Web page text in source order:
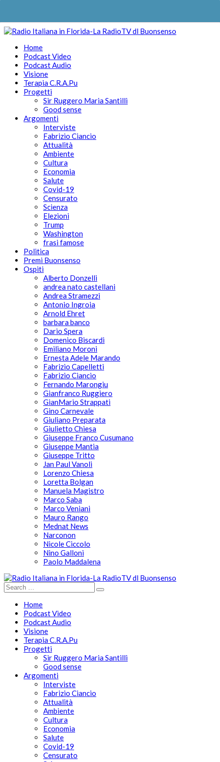
Home
Podcast Video
Podcast Audio
Visione
Terapia C.R.A.Pu
Progetti
Sir Ruggero Maria Santilli
Good sense
Argomenti
Interviste
Fabrizio Ciancio
Attualità
Ambiente
Cultura
Economia
Salute
Covid-19
Censurato
Scienza
Elezioni
Trump
Washington
frasi famose
Politica
Premi Buonsenso
Ospiti
Alberto Donzelli
andrea nato castellani
Andrea Stramezzi
Antonio Ingroia
Arnold Ehret
barbara banco
Dario Spera
Domenico Biscardi
Emiliano Moroni
Ernesta Adele Marando
Fabrizio Capelletti
Fabrizio Ciancio
Fernando Marongiu
Gianfranco Ruggiero
GianMario Strappati
Gino Carnevale
Giuliano Preparata
Giulietto Chiesa
Giuseppe Franco Cusumano
Giuseppe Mantia
Giuseppe Tritto
Jan Paul Vanoli
Lorenzo Chiesa
Loretta Bolgan
Manuela Magistro
Marco Saba
Marco Veniani
Mauro Rango
Mednat News
Narconon
Nicole Ciccolo
Nino Galloni
Paolo Maddalena
Home
Podcast Video
Podcast Audio
Visione
Terapia C.R.A.Pu
Progetti
Sir Ruggero Maria Santilli
Good sense
Argomenti
Interviste
Fabrizio Ciancio
Attualità
Ambiente
Cultura
Economia
Salute
Covid-19
Censurato